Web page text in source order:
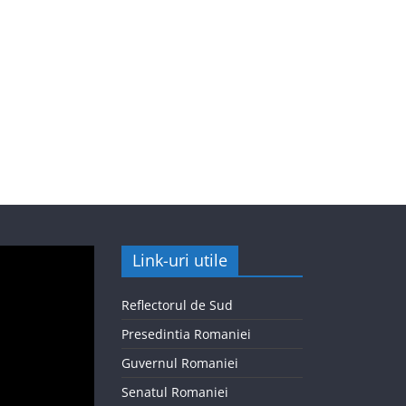
Link-uri utile
Reflectorul de Sud
Presedintia Romaniei
Guvernul Romaniei
Senatul Romaniei